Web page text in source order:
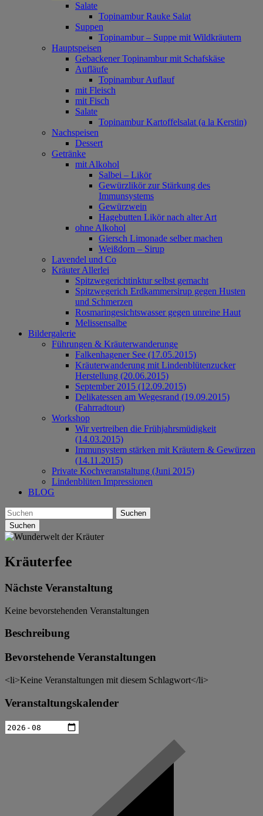
Salate
Topinambur Rauke Salat
Suppen
Topinambur – Suppe mit Wildkräutern
Hauptspeisen
Gebackener Topinambur mit Schafskäse
Aufläufe
Topinambur Auflauf
mit Fleisch
mit Fisch
Salate
Topinambur Kartoffelsalat (a la Kerstin)
Nachspeisen
Dessert
Getränke
mit Alkohol
Salbei – Likör
Gewürzlikör zur Stärkung des
Immunsystems
Gewürzwein
Hagebutten Likör nach alter Art
ohne Alkohol
Giersch Limonade selber machen
Weißdorn – Sirup
Lavendel und Co
Kräuter Allerlei
Spitzwegerichtinktur selbst gemacht
Spitzwegerich Erdkammersirup gegen Husten
und Schmerzen
Rosmaringesichtswasser gegen unreine Haut
Melissensalbe
Bildergalerie
Führungen & Kräuterwanderunge
Falkenhagener See (17.05.2015)
Kräuterwanderung mit Lindenblütenzucker
Herstellung (20.06.2015)
September 2015 (12.09.2015)
Delikatessen am Wegesrand (19.09.2015)
(Fahrradtour)
Workshop
Wir vertreiben die Frühjahrsmüdigkeit
(14.03.2015)
Immunsystem stärken mit Kräutern & Gewürzen
(14.11.2015)
Private Kochveranstaltung (Juni 2015)
Lindenblüten Impressionen
BLOG
Suchen
Kräuterfee
Nächste Veranstaltung
Keine bevorstehenden Veranstaltungen
Beschreibung
Bevorstehende Veranstaltungen
<li>Keine Veranstaltungen mit diesem Schlagwort</li>
Veranstaltungskalender